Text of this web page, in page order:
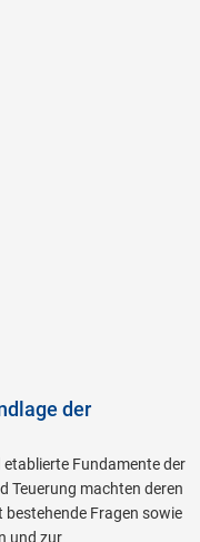
der
Fundamente der
Teuerung machten deren
Fragen sowie
und zur